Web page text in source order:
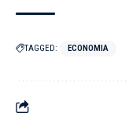
TAGGED: ECONOMIA